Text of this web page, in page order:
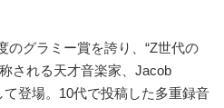
のグラミー賞を誇り、“Z世代の
される天才音楽家、Jacob
登場。10代で投稿した多重録音